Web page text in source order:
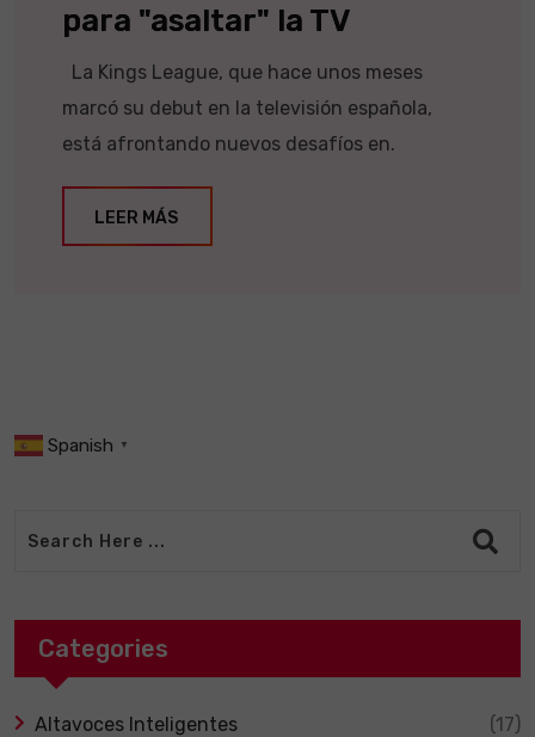
para "asaltar" la TV
La Kings League, que hace unos meses
marcó su debut en la televisión española,
está afrontando nuevos desafíos en.
LEER MÁS
Spanish ▼
Categories
Altavoces Inteligentes (17)